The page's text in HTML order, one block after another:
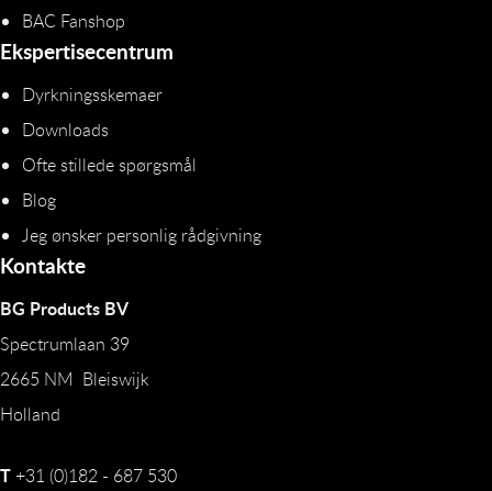
BAC Fanshop
Ekspertisecentrum
Dyrkningsskemaer
Downloads
Ofte stillede spørgsmål
Blog
Jeg ønsker personlig rådgivning
Kontakte
BG Products BV
Spectrumlaan 39
2665 NM Bleiswijk
Holland
T+31 (0)182 - 687 530